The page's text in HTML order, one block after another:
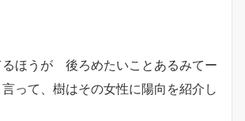
るほうが 後ろめたいことあるみてー
って、樹はその女性に陽向を紹介し